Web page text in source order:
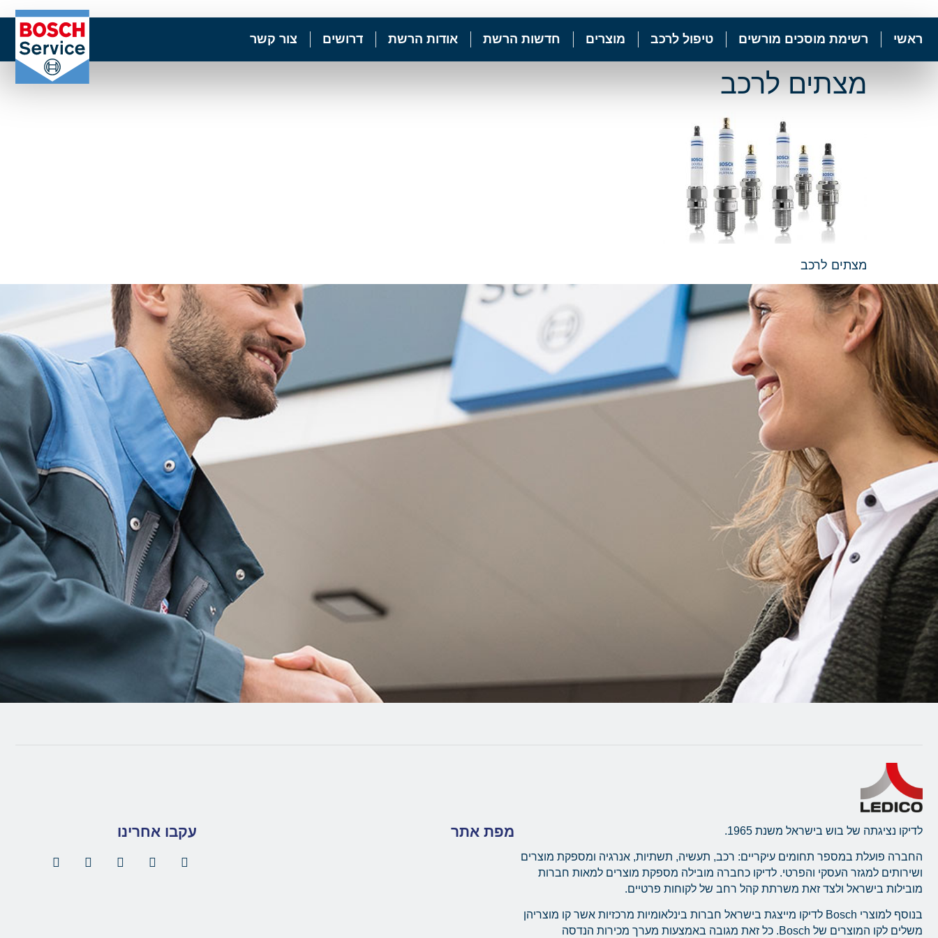
ראשי רשימת מוסכים מורשים טיפול לרכב מוצרים חדשות הרשת אודות הרשת דרושים צור קשר
מצתים לרכב
מצתים לרכב
לדיקו נציגתה של בוש בישראל משנת 1965.
החברה פועלת במספר תחומים עיקריים: רכב, תעשיה, תשתיות, אנרגיה ומספקת מוצרים
ושירותים למגזר העסקי והפרטי. לדיקו כחברה מובילה מספקת מוצרים למאות חברות
מובילות בישראל ולצד זאת משרתת קהל רחב של לקוחות פרטיים.
בנוסף למוצרי Bosch לדיקו מייצגת בישראל חברות בינלאומיות מרכזיות אשר קו מוצריהן
משלים לקו המוצרים של Bosch. כל זאת מגובה באמצעות מערך מכירות הנדסה
מפת אתר עקבו אחרינו